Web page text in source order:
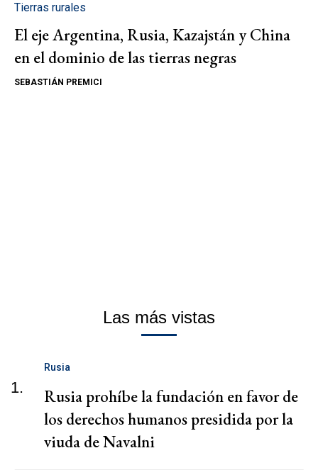
Tierras rurales
El eje Argentina, Rusia, Kazajstán y China
en el dominio de las tierras negras
SEBASTIÁN PREMICI
Las más vistas
1.
Rusia
Rusia prohíbe la fundación en favor de
los derechos humanos presidida por la
viuda de Navalni